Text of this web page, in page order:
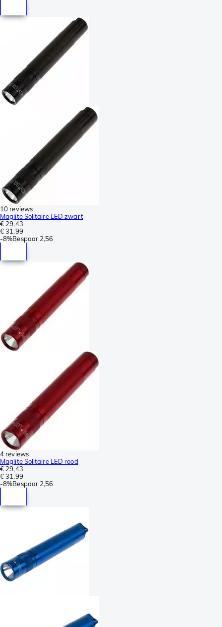
10 reviews
Maglite Solitaire LED zwart
€ 29,43
€ 31,99
-8%Bespaar 2,56
4 reviews
Maglite Solitaire LED rood
€ 29,43
€ 31,99
-8%Bespaar 2,56